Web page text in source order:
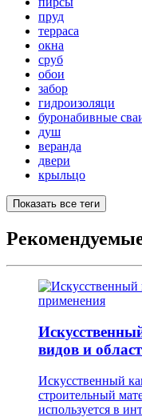
пруд
терраса
окна
сруб
обои
забор
гидроизоляци
буронабивные
душ
веранда
двери
крыльцо
Показать все теги
видов и
Искусственный
строительный
используется в